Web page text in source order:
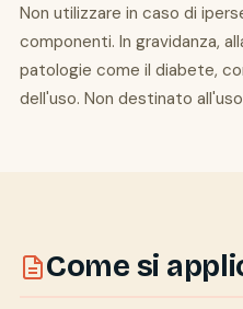
Non utilizzare in caso di
componenti. In gravidanza,
patologie come il diabete,
dell'uso. Non destinato
Come si